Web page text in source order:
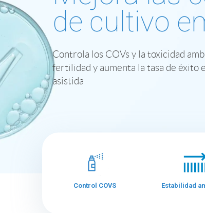
de cultivo
Controla los COVs y la toxicidad
fertilidad y aumenta la tasa de éxito
asistida
Control COVS Estabilidad